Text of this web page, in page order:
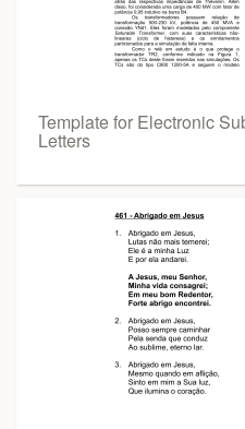
Template for Electronic
Letters